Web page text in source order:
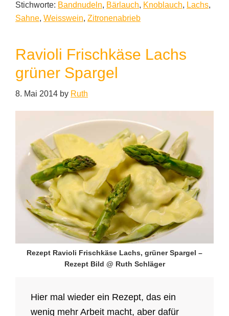
Stichworte: Bandnudeln, Bärlauch, Knoblauch, Lachs,
Sahne, Weisswein, Zitronenabrieb
Ravioli Frischkäse Lachs
grüner Spargel
8. Mai 2014 by Ruth
Rezept Ravioli Frischkäse Lachs, grüner Spargel –
Rezept Bild @ Ruth Schläger
Hier mal wieder ein Rezept, das ein
wenig mehr Arbeit macht, aber dafür